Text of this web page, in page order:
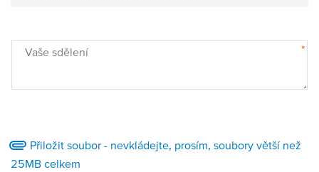
Vaše sdělení *
Přiložit soubor - nevkládejte, prosím, soubory větší než
25MB celkem